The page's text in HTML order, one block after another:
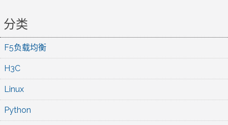
分类
F5负载均衡
H3C
Linux
Python